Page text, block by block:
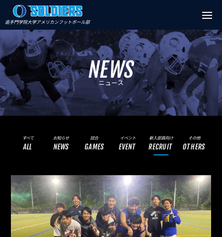
追手門学院大学アメリカンフットボール部
NEWS
ニュース
すべて
ALL
お知らせ
NEWS
試合
GAMES
イベント
EVENT
新入部員向け
RECRUIT
その他
OTHERS